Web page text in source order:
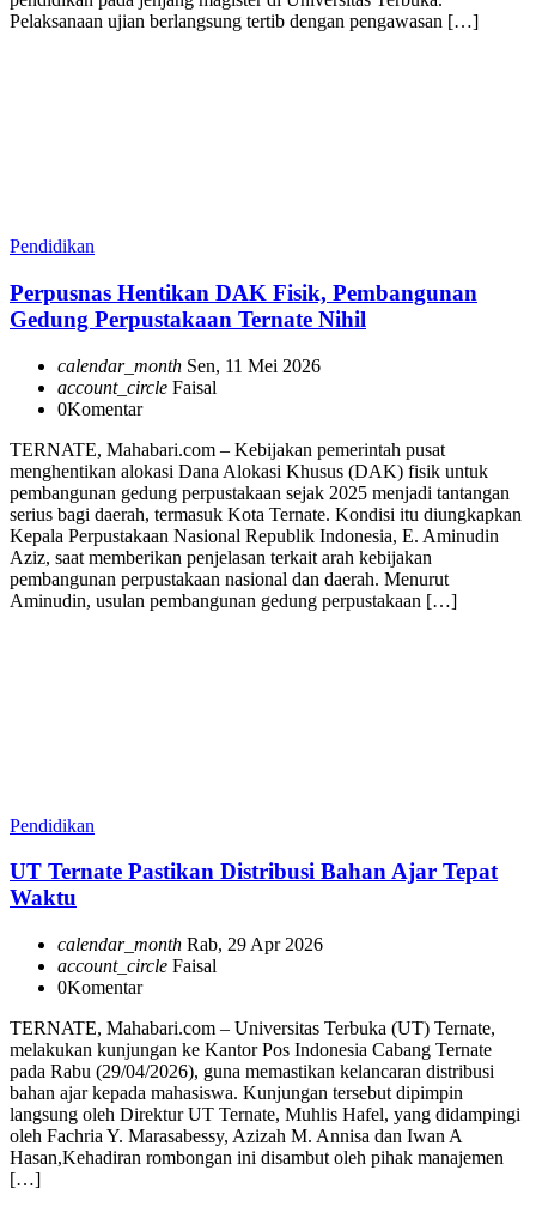
Pelaksanaan ujian berlangsung tertib dengan pengawasan […]
Pendidikan
Perpusnas Hentikan DAK Fisik, Pembangunan
Gedung Perpustakaan Ternate Nihil
calendar_month Sen, 11 Mei 2026
account_circle Faisal
0Komentar
TERNATE, Mahabari.com – Kebijakan pemerintah pusat
menghentikan alokasi Dana Alokasi Khusus (DAK) fisik untuk
pembangunan gedung perpustakaan sejak 2025 menjadi tantangan
serius bagi daerah, termasuk Kota Ternate. Kondisi itu diungkapkan
Kepala Perpustakaan Nasional Republik Indonesia, E. Aminudin
Aziz, saat memberikan penjelasan terkait arah kebijakan
pembangunan perpustakaan nasional dan daerah. Menurut
Aminudin, usulan pembangunan gedung perpustakaan […]
Pendidikan
UT Ternate Pastikan Distribusi Bahan Ajar Tepat
Waktu
calendar_month Rab, 29 Apr 2026
account_circle Faisal
0Komentar
TERNATE, Mahabari.com – Universitas Terbuka (UT) Ternate,
melakukan kunjungan ke Kantor Pos Indonesia Cabang Ternate
pada Rabu (29/04/2026), guna memastikan kelancaran distribusi
bahan ajar kepada mahasiswa. Kunjungan tersebut dipimpin
langsung oleh Direktur UT Ternate, Muhlis Hafel, yang didampingi
oleh Fachria Y. Marasabessy, Azizah M. Annisa dan Iwan A
Hasan,Kehadiran rombongan ini disambut oleh pihak manajemen
[…]